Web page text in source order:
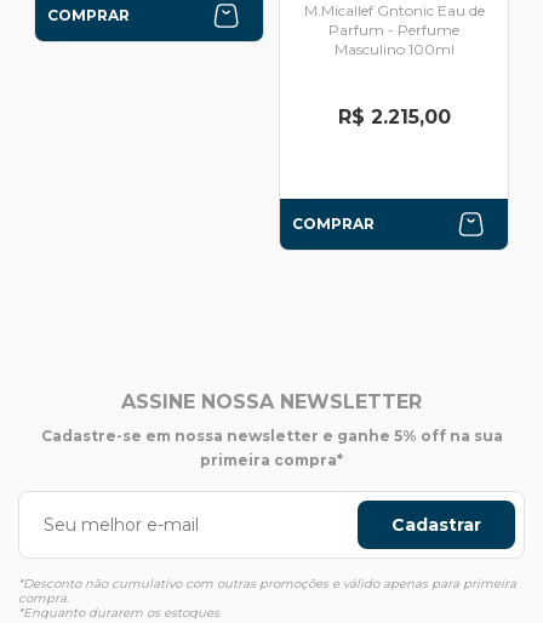
COMPRAR
M.Micallef Gntonic Eau de
Parfum - Perfume
Masculino 100ml
R$ 2.215,00
COMPRAR
ASSINE NOSSA NEWSLETTER
Cadastre-se em nossa newsletter e ganhe 5% off na sua
primeira compra*
Cadastrar
*Desconto não cumulativo com outras promoções e válido apenas para primeira
compra.
*Enquanto durarem os estoques